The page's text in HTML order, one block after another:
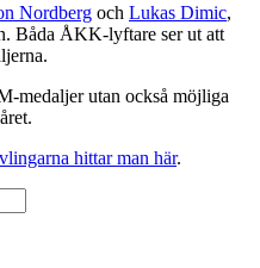
Nordberg och Lukas Dimic,
Båda ÅKK-lyftare ser ut att
medaljer utan också möjliga
hittar man här.